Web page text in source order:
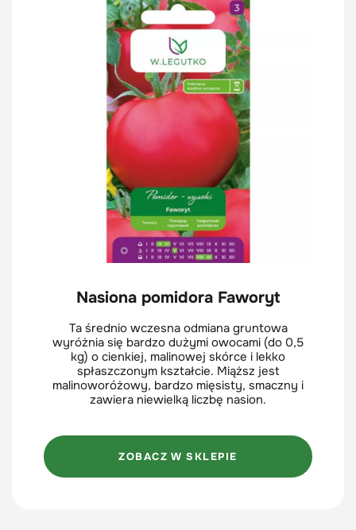
Nasiona pomidora Faworyt
Ta średnio wczesna odmiana gruntowa
wyróżnia się bardzo dużymi owocami (do 0,5
kg) o cienkiej, malinowej skórce i lekko
spłaszczonym kształcie. Miąższ jest
malinoworóżowy, bardzo mięsisty, smaczny i
zawiera niewielką liczbę nasion.
ZOBACZ W SKLEPIE